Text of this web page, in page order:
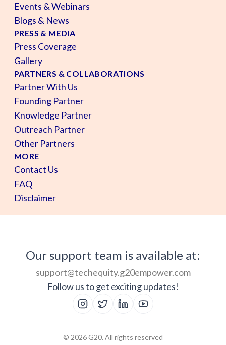
Events & Webinars
Blogs & News
PRESS & MEDIA
Press Coverage
Gallery
PARTNERS & COLLABORATIONS
Partner With Us
Founding Partner
Knowledge Partner
Outreach Partner
Other Partners
MORE
Contact Us
FAQ
Disclaimer
Our support team is available at:
support@techequity.g20empower.com
Follow us to get exciting updates!
© 2026G20. All rights reserved